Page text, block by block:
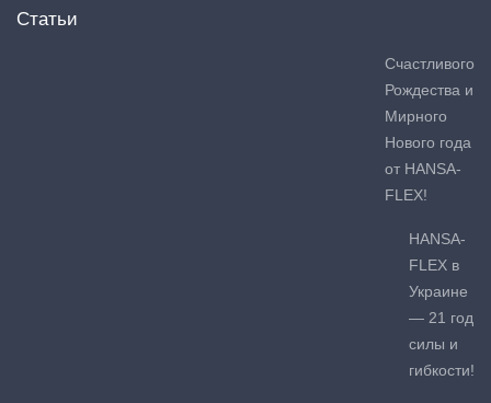
Статьи
Счастливого
Рождества и
Мирного
Нового года
от HANSA-
FLEX!
HANSA-
FLEX в
Украине
— 21 год
силы и
гибкости!